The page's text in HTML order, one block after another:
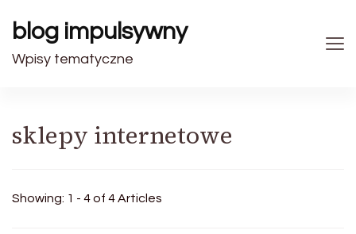
blog impulsywny
Wpisy tematyczne
sklepy internetowe
Showing: 1 - 4 of 4 Articles